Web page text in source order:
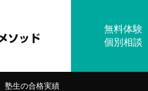
塾生の合格実績